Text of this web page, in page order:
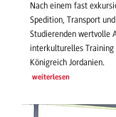
Nach einem fast
Spedition, Transport
Studierenden wertvolle
interkulturelles Training
Königreich Jordanien.
weiterlesen